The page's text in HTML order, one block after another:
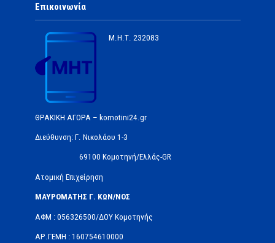
Επικοινωνία
Μ.Η.Τ. 232083
ΘΡΑΚΙΚΗ ΑΓΟΡΑ – komotini24.gr
Διεύθυνση: Γ. Νικολάου 1-3
69100 Κομοτηνή/Ελλάς-GR
Ατομική Επιχείρηση
ΜΑΥΡΟΜΑΤΗΣ Γ. ΚΩΝ/ΝΟΣ
ΑΦΜ : 056326500/ΔOΥ Κομοτηνής
ΑΡ.ΓΕΜΗ : 160754610000